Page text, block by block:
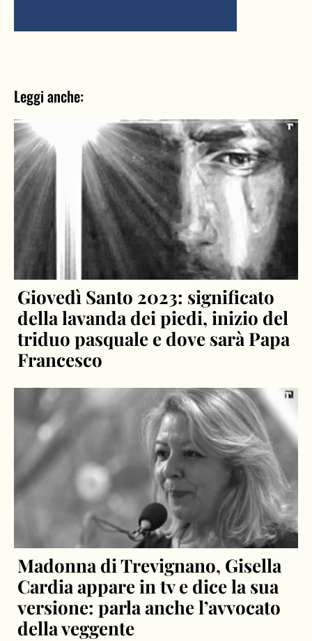
Leggi anche:
Giovedì Santo 2023: significato
della lavanda dei piedi, inizio del
triduo pasquale e dove sarà Papa
Francesco
Madonna di Trevignano, Gisella
Cardia appare in tv e dice la sua
versione: parla anche l’avvocato
della veggente